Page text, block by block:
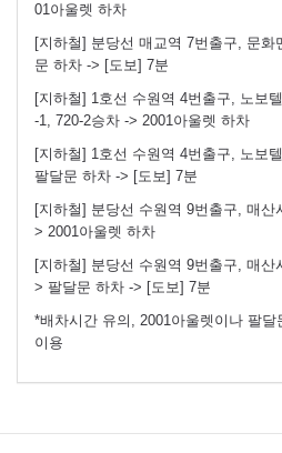
01아울렛 하차
[지하철] 분당선 매교역 7번출구, 문
문 하차 -> [도보] 7분
[지하철] 1호선 수원역 4번출구, 노보
-1, 720-2승차 -> 2001아울렛 하차
[지하철] 1호선 수원역 4번출구, 노보
팔달문 하차 -> [도보] 7분
[지하철] 분당선 수원역 9번출구, 매
> 2001아울렛 하차
[지하철] 분당선 수원역 9번출구, 매
> 팔달문 하차 -> [도보] 7분
*배차시간 유의, 2001아울렛이나 팔
이용